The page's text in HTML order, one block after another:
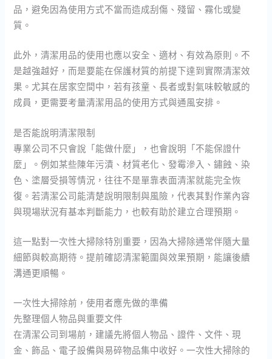
品，避免因為使用方式不當而造成刮傷、殘留、霧化或變
質。
此外，清潔用品的使用也應以安全、適材、有效為原則。不
是越強越好，而是要能在保護材質的前提下達到實際清潔效
果。尤其在居家空間中，若有孩童、長者或對氣味較敏感的
成員，更需要考量清潔用品的使用方式與通風安排。
是否能說明清潔限制
專業公司不只會說「能做什麼」，也會說明「不能保證什
麼」。例如某些陳年污漬、材質老化、發霉滲入、鏽蝕、染
色、塗層受損等情況，往往不是單靠表面清潔就能完全恢
復。若清潔公司能清楚說明限制與風險，代表其對作業內容
與現場狀況有基本判斷能力，也較有助於建立合理預期。
這一點對一次性大掃除特別重要，因為大掃除通常伴隨大量
細節與較高期待。提前確認清潔範圍與效果預期，能讓後續
溝通更順暢。
一次性大掃除前，使用者應先做的準備
先整理個人物品與重要文件
在清潔公司到場前，建議先將個人物品、證件、文件、現
金、飾品、電子設備與易碎物品集中收好。一次性大掃除的